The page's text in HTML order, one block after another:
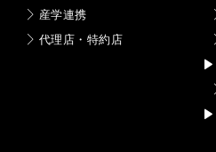
産学連携
代理店・特約店